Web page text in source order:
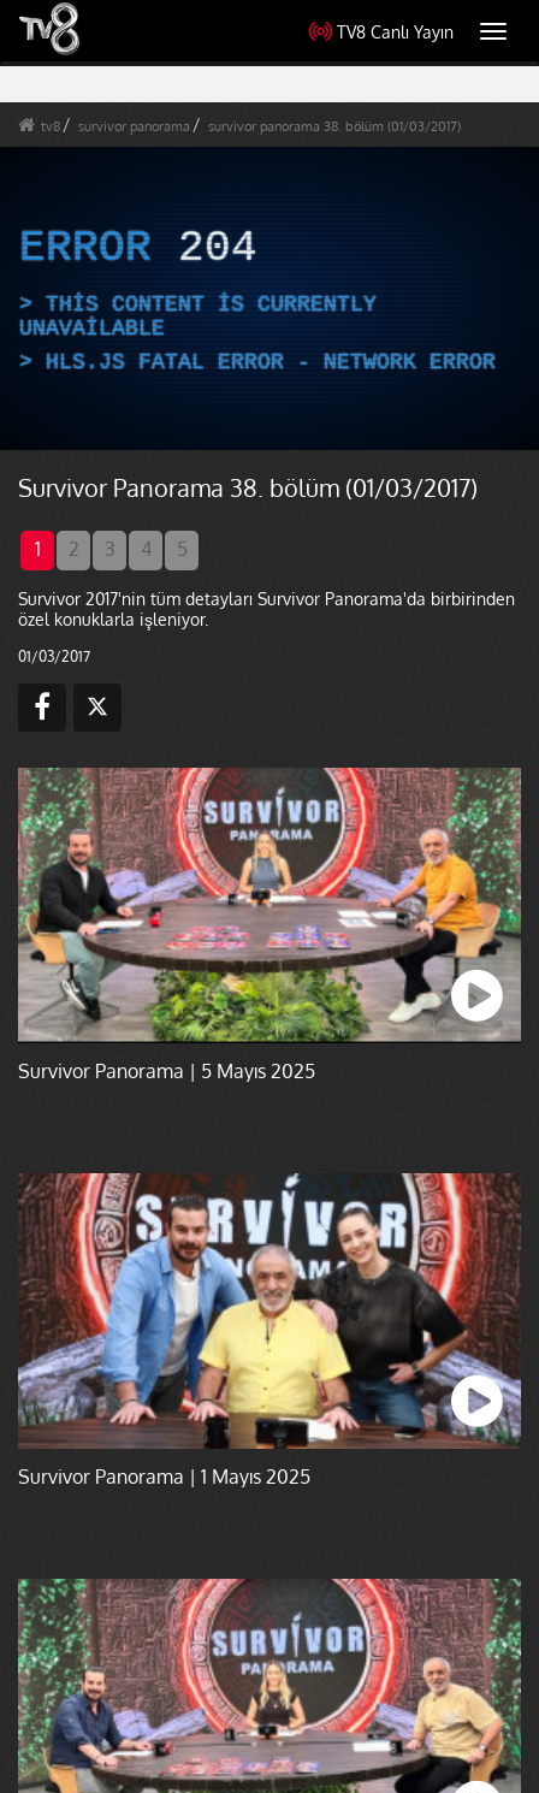
TV8 Canlı Yayın
tv8 survivor panorama survivor panorama 38. bölüm (01/03/2017)
ERROR 204
THIS CONTENT IS CURRENTLY
UNAVAILABLE
HLS.JS FATAL ERROR - NETWORK ERROR
Survivor Panorama 38. bölüm (01/03/2017)
1 2 3 4 5
Survivor 2017'nin tüm detayları Survivor Panorama'da birbirinden
özel konuklarla işleniyor.
01/03/2017
Survivor Panorama | 5 Mayıs 2025
Survivor Panorama | 1 Mayıs 2025